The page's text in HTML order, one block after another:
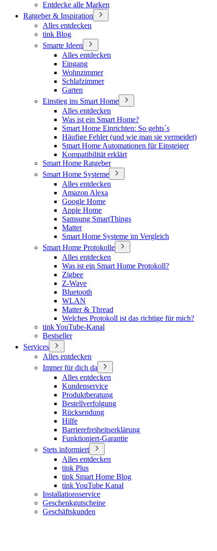
Entdecke alle Marken
Ratgeber & Inspiration
Alles entdecken
tink Blog
Smarte Ideen
Alles entdecken
Eingang
Wohnzimmer
Schlafzimmer
Garten
Einstieg ins Smart Home
Alles entdecken
Was ist ein Smart Home?
Smart Home Einrichten: So gehts`s
Häufige Fehler (und wie man sie vermeidet)
Smart Home Automationen für Einsteiger
Kompatibilität erklärt
Smart Home Ratgeber
Smart Home Systeme
Alles entdecken
Amazon Alexa
Google Home
Apple Home
Samsung SmartThings
Matter
Smart Home Systeme im Vergleich
Smart Home Protokolle
Alles entdecken
Was ist ein Smart Home Protokoll?
Zigbee
Z-Wave
Bluetooth
WLAN
Matter & Thread
Welches Protokoll ist das richtige für mich?
tink YouTube-Kanal
Bestseller
Services
Alles entdecken
Immer für dich da
Alles entdecken
Kundenservice
Produktberatung
Bestellverfolgung
Rücksendung
Hilfe
Barrierefreiheitserklärung
Funktioniert-Garantie
Stets informiert
Alles entdecken
tink Plus
tink Smart Home Blog
tink YouTube Kanal
Installationsservice
Geschenkgutscheine
Geschäftskunden